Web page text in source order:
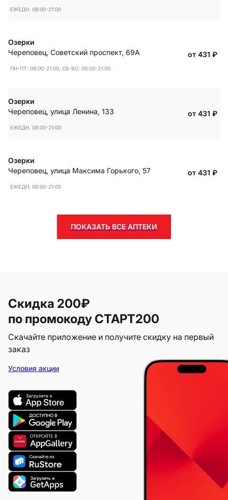
ЕЖЕДН. 08:00-21:00
Озерки
Череповец, Советский проспект, 69А
ПН-ПТ: 08:00-21:00, СБ-ВС: 09:00-21:00
от 431 ₽
Озерки
Череповец, улица Ленина, 133
ЕЖЕДН. 09:00-21:00
от 431 ₽
Озерки
Череповец, улица Максима Горького, 57
ЕЖЕДН. 09:00-21:00
от 431 ₽
ПОКАЗАТЬ ВСЕ АПТЕКИ
Скидка 200₽
по промокоду СТАРТ200
Скачайте приложение и получите скидку на первый
заказ
Условия акции